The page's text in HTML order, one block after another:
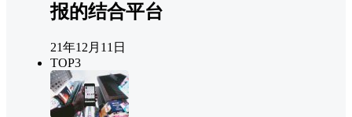
报的结合平台
21年12月11日
TOP3